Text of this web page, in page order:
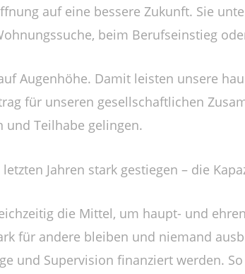
auf eine bessere Zukunft. Sie
beim Berufseinstieg
Augenhöhe. Damit leisten unsere
für unseren gesellschaftlichen
Teilhabe gelingen.
Jahren stark gestiegen – die
die Mittel, um haupt- und
für andere bleiben und niemand
und Supervision finanziert werden.